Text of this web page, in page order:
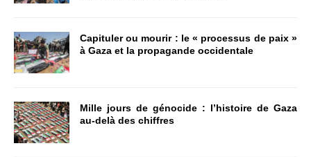
Capituler ou mourir : le « processus de paix »
à Gaza et la propagande occidentale
Mille jours de génocide : l’histoire de Gaza
au-delà des chiffres